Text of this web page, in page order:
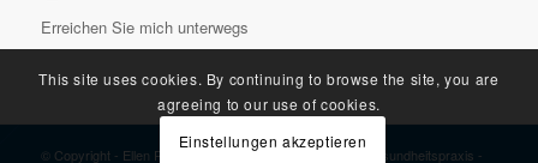
Erreichen Sie mich unterwegs
© Copyright - Ellen Pfeiffer, Heilpraktikerin, Wellness- & Gesundheitspraxis -
This site uses cookies. By continuing to browse the site, you are
agreeing to our use of cookies.
Einstellungen akzeptieren